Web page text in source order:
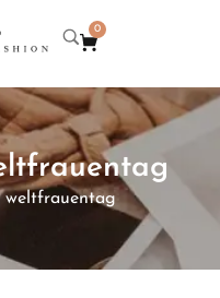
0
weltfrauentag